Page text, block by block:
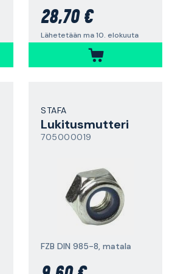
28,70 €
Lähetetään ma 10. elokuuta
STAFA
Lukitusmutteri
705000019
FZB DIN 985-8, matala